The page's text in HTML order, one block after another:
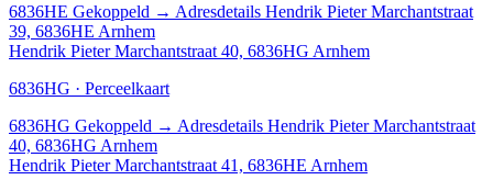
6836HE Gekoppeld → Adresdetails Hendrik Pieter Marchantstraat
39, 6836HE Arnhem
Hendrik Pieter Marchantstraat 40, 6836HG Arnhem
6836HG · Perceelkaart
6836HG Gekoppeld → Adresdetails Hendrik Pieter Marchantstraat
40, 6836HG Arnhem
Hendrik Pieter Marchantstraat 41, 6836HE Arnhem